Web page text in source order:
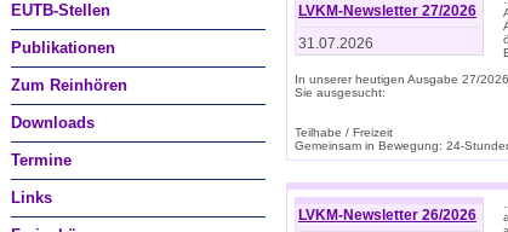
EUTB-Stellen
Publikationen
Zum Reinhören
Downloads
Termine
Links
LVKM-Newsletter 27/2026
31.07.2026
In unserer heutigen Ausgabe 27/
Sie ausgesucht:
Teilhabe / Freizeit
Gemeinsam in Bewegung: 24-
LVKM-Newsletter 26/2026